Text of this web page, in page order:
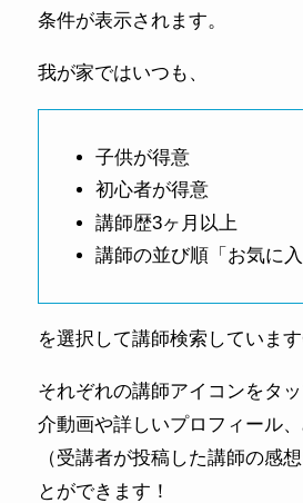
条件が表示されます。
我が家ではいつも、
子供が得意
初心者が得意
講師歴3ヶ月以上
講師の並び順「お気に入
を選択して講師検索していま
それぞれの講師アイコンをタ
介動画や詳しいプロフィール
（受講者が投稿した講師の感
とができます！